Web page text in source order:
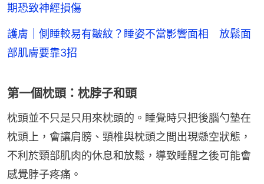
期恐致神經損傷
護膚｜側睡較易有皺紋？睡姿不當影響面相 放鬆面
部肌膚要靠3招
第一個枕頭：枕脖子和頭
枕頭並不只是只用來枕頭的。睡覺時只把後腦勺墊在
枕頭上，會讓肩膀、頸椎與枕頭之間出現懸空狀態，
不利於頸部肌肉的休息和放鬆，導致睡醒之後可能會
感覺脖子疼痛。